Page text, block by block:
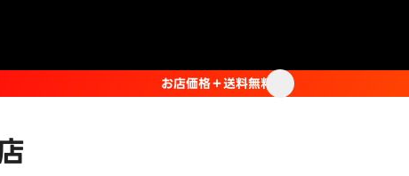
お店価格＋送料無料